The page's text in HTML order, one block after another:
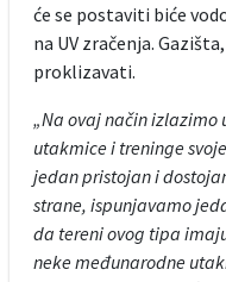
će se postaviti biće
na UV zračenja.
proklizavati.
„Na ovaj način
utakmice i treninge
jedan pristojan i
strane, ispunjavamo
da tereni ovog tipa
neke međunarodne